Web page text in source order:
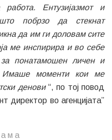
Ентузијазмот и
побрзо да стекнат
да им ги доловам сите
ме инспирира и во себе
понатамошен личен и
Имаше моменти кои ме
денови“, по тој повод
директор во агенцијата”
а м a